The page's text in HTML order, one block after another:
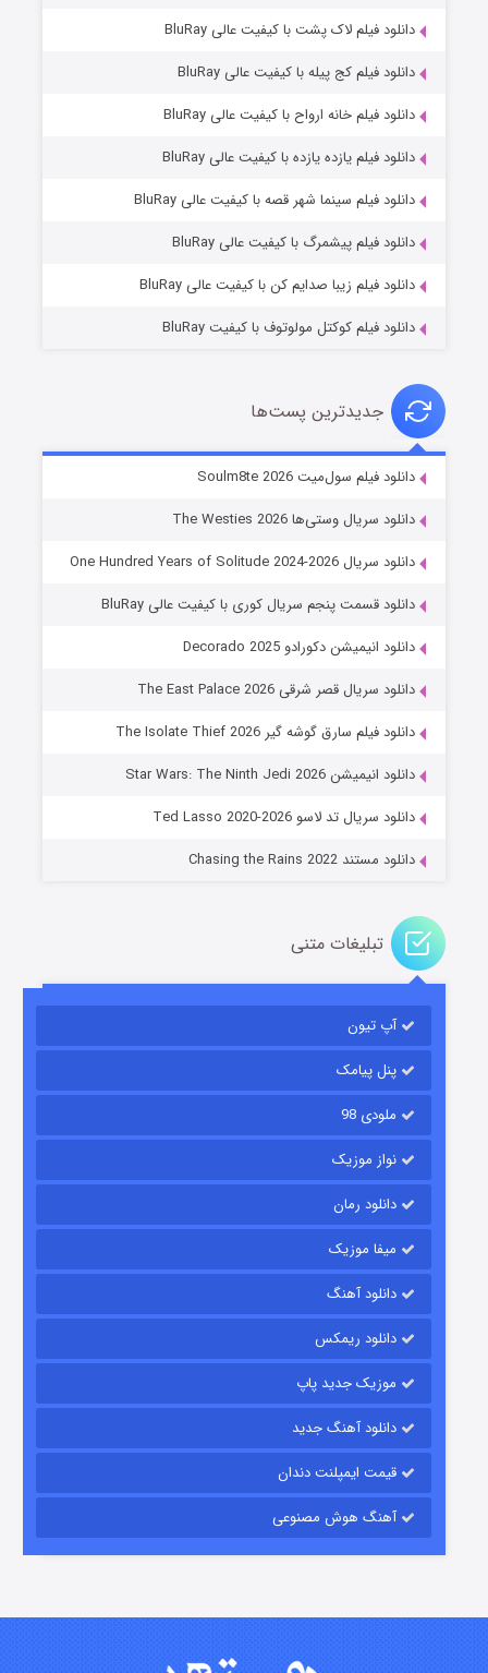
خاندان اژدها فصل ۳
جادوگری در مغولستان
قسمت ۱۴ (زیرنویس) منتشر شد
قسمت
قسمت۲ (دوبله) منتشر شد
دانلود فیلم لاک پشت با کیفیت عالی BluRay
دانلود فیلم کج‌ پیله با کیفیت عالی BluRay
دانلود فیلم خانه ارواح با کیفیت عالی BluRay
دانلود فیلم یازده یازده با کیفیت عالی BluRay
دانلود فیلم سینما شهر قصه با کیفیت عالی BluRay
دانلود فیلم پیشمرگ با کیفیت عالی BluRay
دانلود فیلم زیبا صدایم کن با کیفیت عالی BluRay
دانلود فیلم کوکتل مولوتوف با کیفیت BluRay
جدیدترین پست‌ها
دانلود فیلم سول‌میت Soulm8te 2026
دانلود سریال وستی‌ها The Westies 2026
دانلود سریال One Hundred Years of Solitude 2024-2026
دانلود قسمت پنجم سریال کوری با کیفیت عالی BluRay
دانلود انیمیشن دکورادو Decorado 2025
دانلود سریال قصر شرقی The East Palace 2026
دانلود فیلم سارق گوشه گیر The Isolate Thief 2026
دانلود انیمیشن Star Wars: The Ninth Jedi 2026
دانلود سریال تد لاسو Ted Lasso 2020-2026
دانلود مستند Chasing the Rains 2022
تبلیغات متنی
آپ تیون
پنل پیامک
ملودی 98
نواز موزیک
دانلود رمان
میفا موزیک
دانلود آهنگ
دانلود ریمکس
موزیک جدید پاپ
دانلود آهنگ جدید
قیمت ایمپلنت دندان
آهنگ هوش مصنوعی